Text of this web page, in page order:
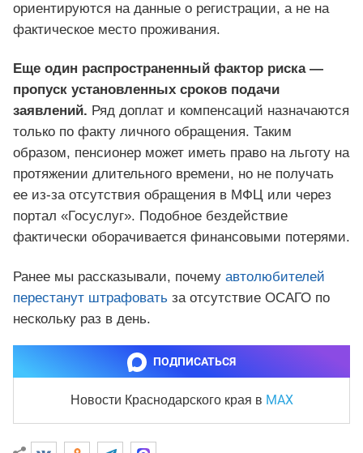
ориентируются на данные о регистрации, а не на
фактическое место проживания.
Еще один распространенный фактор риска —
пропуск установленных сроков подачи
заявлений. Ряд доплат и компенсаций назначаются
только по факту личного обращения. Таким
образом, пенсионер может иметь право на льготу на
протяжении длительного времени, но не получать
ее из-за отсутствия обращения в МФЦ или через
портал «Госуслуг». Подобное бездействие
фактически оборачивается финансовыми потерями.
Ранее мы рассказывали, почему автолюбителей
перестанут штрафовать за отсутствие ОСАГО по
нескольку раз в день.
ПОДПИСАТЬСЯ
Новости Краснодарского края в MAX